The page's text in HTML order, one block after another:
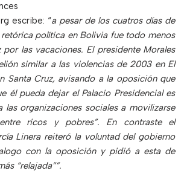
escribe: “a pesar de los cuatros días de
retórica política en Bolivia fue todo menos
por las vacaciones. El presidente Morales
similar a las violencias de 2003 en El
Santa Cruz, avisando a la oposición que
él pueda dejar el Palacio Presidencial es
las organizaciones sociales a movilizarse
ricos y pobres”. En contraste el
Linera reiteró la voluntad del gobierno
con la oposición y pidió a esta de
“relajada””.